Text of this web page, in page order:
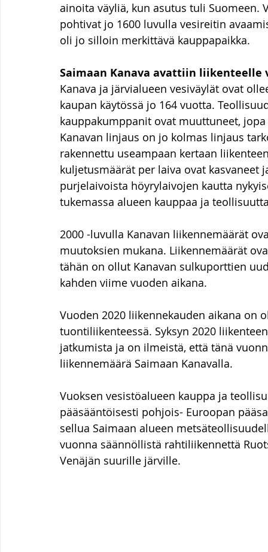
ainoita väyliä, kun asutus tuli
pohtivat jo 1600 luvulla vesireitin
oli jo silloin merkittävä kauppapaikka.
Saimaan Kanava avattiin liikenteelle
Kanava ja järvialueen vesiväylät ovat
kaupan käytössä jo 164 vuotta.
kauppakumppanit ovat muuttuneet,
Kanavan linjaus on jo kolmas linjaus
rakennettu useampaan kertaan
kuljetusmäärät per laiva ovat
purjelaivoista höyrylaivojen kautta
tukemassa alueen kauppaa ja
2000 -luvulla Kanavan liikennemäärät
muutoksien mukana. Liikennemäärät
tähän on ollut Kanavan sulkuporttien
kahden viime vuoden aikana.
Vuoden 2020 liikennekauden aikana on
tuontiliikenteessä. Syksyn 2020
jatkumista ja on ilmeistä, että tänä
liikennemäärä Saimaan Kanavalla.
Vuoksen vesistöalueen kauppa ja
pääsääntöisesti pohjois- Euroopan
sellua Saimaan alueen
vuonna säännöllistä rahtiliikennettä
Venäjän suurille järville.